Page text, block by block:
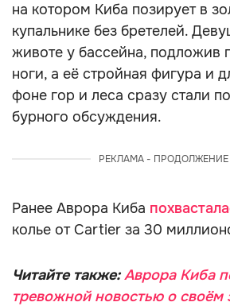
на котором Киба позирует в
купальнике без бретелей.
животе у бассейна, подложив
ноги, а её стройная фигура и
фоне гор и леса сразу стали
бурного обсуждения.
РЕКЛАМА -
Ранее Аврора Киба
колье от Cartier за 30
Читайте также:Аврора Киба
тревожной новостью о своём